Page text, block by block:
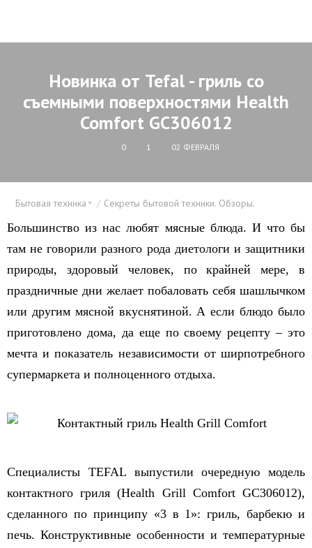
Новинка от Tefal - гриль со
съемными поверхностями Health
Comfort GC306012
0 1 02 ФЕВРАЛЯ
Бытовая техника Секреты бытовой техники. Обзоры.
Большинство из нас любят мясные блюда. И что бы
там не говорили разного рода диетологи и защитники
природы, здоровый человек, по крайней мере, в
праздничные дни желает побаловать себя шашлычком
или другим мясной вкуснятиной. А если блюдо было
приготовлено дома, да еще по своему рецепту – это
мечта и показатель независимости от ширпотребного
супермаркета и полноценного отдыха.
Специалисты TEFAL выпустили очередную модель
контактного гриля (Health Grill Comfort GC306012),
сделанного по принципу «3 в 1»: гриль, барбекю и
печь. Конструктивные особенности и температурные